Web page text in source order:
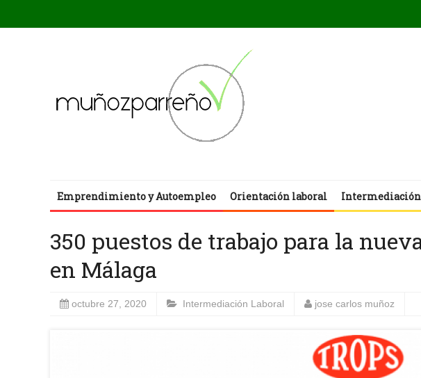
Emprendimiento y Autoempleo Orientación laboral
350 puestos de trabajo para la
en Málaga
octubre 27, 2020 Intermediación Laboral jose carlos muñoz